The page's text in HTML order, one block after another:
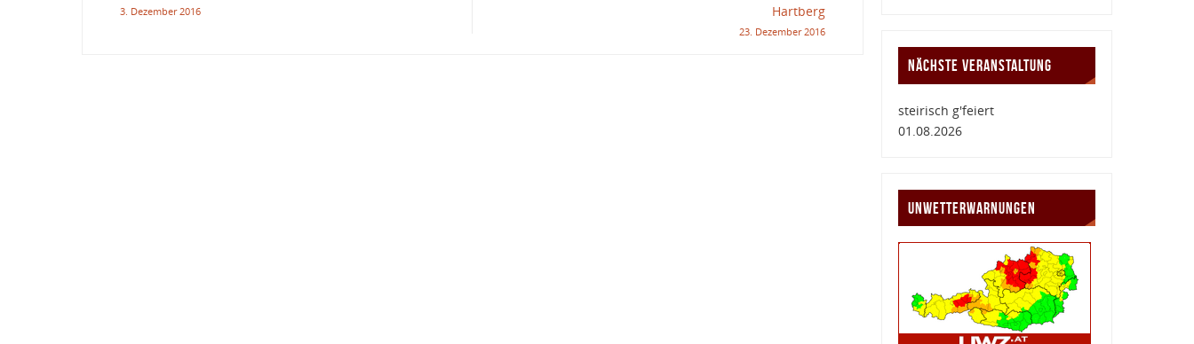
3. Dezember 2016
Hartberg
23. Dezember 2016
NÄCHSTE VERANSTALTUNG
steirisch g'feiert
01.08.2026
UNWETTERWARNUNGEN